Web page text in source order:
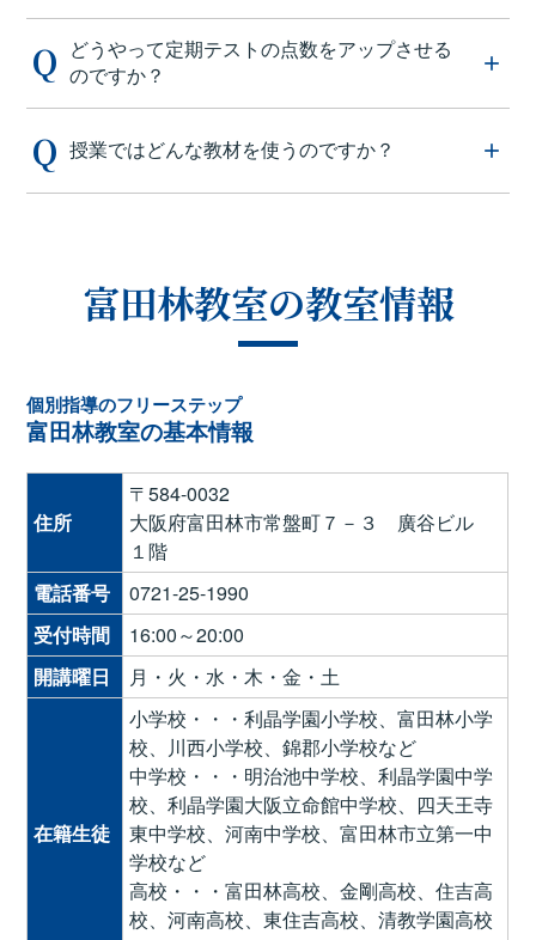
どうやって定期テストの点数をアップさせる
のですか？
授業ではどんな教材を使うのですか？
富田林教室の教室情報
個別指導のフリーステップ
富田林教室の基本情報
住所
〒584-0032
大阪府富田林市常盤町７－３ 廣谷ビル
１階
電話番号
0721-25-1990
受付時間
16:00～20:00
開講曜日
月・火・水・木・金・土
在籍生徒
小学校・・・利晶学園小学校、富田林小学
校、川西小学校、錦郡小学校など
中学校・・・明治池中学校、利晶学園中学
校、利晶学園大阪立命館中学校、四天王寺
東中学校、河南中学校、富田林市立第一中
学校など
高校・・・富田林高校、金剛高校、住吉高
校、河南高校、東住吉高校、清教学園高校